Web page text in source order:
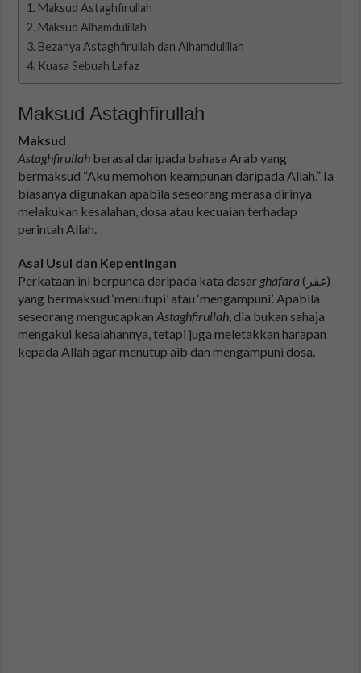
Maksud Astaghfirullah
Maksud Alhamdulillah
Bezanya Astaghfirullah dan Alhamdulillah
Kuasa Sebuah Lafaz
Maksud Astaghfirullah
Maksud
Astaghfirullah berasal daripada bahasa Arab yang
bermaksud “Aku memohon keampunan daripada Allah.” Ia
biasanya digunakan apabila seseorang merasa dirinya
melakukan kesalahan, dosa atau kecuaian terhadap
perintah Allah.
Asal Usul dan Kepentingan
Perkataan ini berpunca daripada kata dasar ghafara(غفر)
yang bermaksud ‘menutupi’ atau ‘mengampuni’. Apabila
seseorang mengucapkanAstaghfirullah, dia bukan sahaja
mengakui kesalahannya, tetapi juga meletakkan harapan
kepada Allah agar menutup aib dan mengampuni dosa.